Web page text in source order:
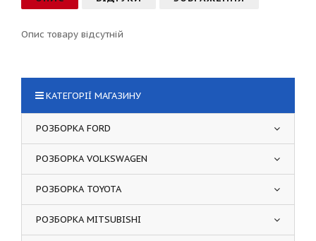
Опис товару відсутній
КАТЕГОРІЇ МАГАЗИНУ
РОЗБОРКА FORD
РОЗБОРКА VOLKSWAGEN
РОЗБОРКА TOYOTA
РОЗБОРКА MITSUBISHI